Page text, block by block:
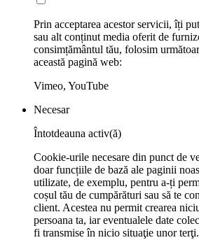
Prin acceptarea acestor servicii, îți
sau alt conținut media oferit de
consimțământul tău, folosim
această pagină web:
Vimeo, YouTube
Necesar
Întotdeauna activ(ă)
Cookie-urile necesare din punct de
doar funcțiile de bază ale paginii
utilizate, de exemplu, pentru a-ți
coșul tău de cumpărături sau să te
client. Acestea nu permit crearea
persoana ta, iar eventualele date
fi transmise în nicio situaţie unor terţi.